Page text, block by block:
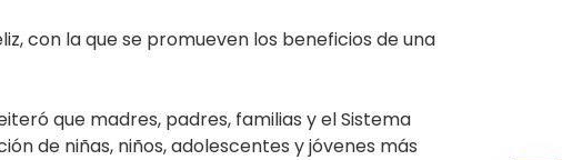
con la que se promueven los beneficios de una
que madres, padres, familias y el Sistema
de niñas, niños, adolescentes y jóvenes más